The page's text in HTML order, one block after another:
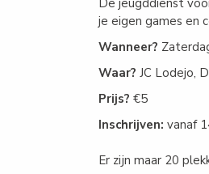
De jeugddienst
je eigen games en
Wanneer?
Waar? JC Lodejo,
Prijs? €5
Inschrijven: vanaf
Er zijn maar 20